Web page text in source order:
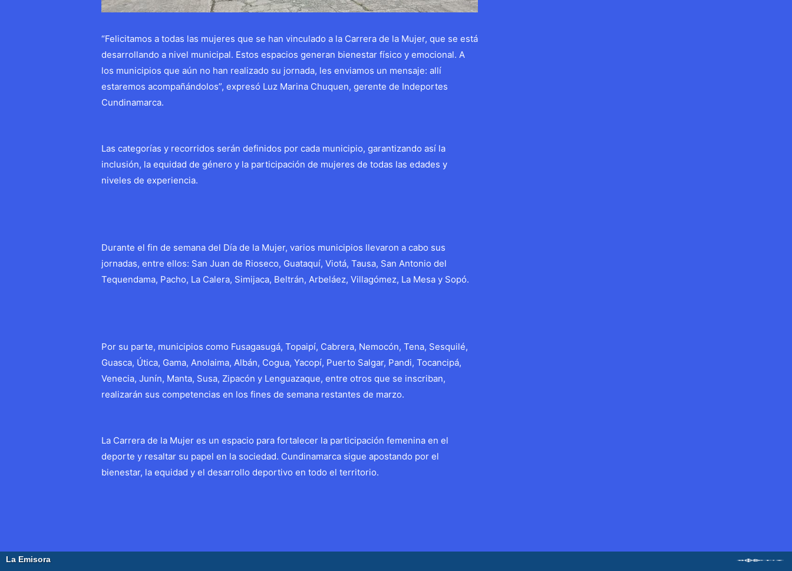
“Felicitamos a todas las mujeres que se han vinculado a la Carrera de la Mujer, que se está
desarrollando a nivel municipal. Estos espacios generan bienestar físico y emocional. A
los municipios que aún no han realizado su jornada, les enviamos un mensaje: allí
estaremos acompañándolos”, expresó Luz Marina Chuquen, gerente de Indeportes
Cundinamarca.
Las categorías y recorridos serán definidos por cada municipio, garantizando así la
inclusión, la equidad de género y la participación de mujeres de todas las edades y
niveles de experiencia.
Durante el fin de semana del Día de la Mujer, varios municipios llevaron a cabo sus
jornadas, entre ellos: San Juan de Rioseco, Guataquí, Viotá, Tausa, San Antonio del
Tequendama, Pacho, La Calera, Simijaca, Beltrán, Arbeláez, Villagómez, La Mesa y Sopó.
Por su parte, municipios como Fusagasugá, Topaipí, Cabrera, Nemocón, Tena, Sesquilé,
Guasca, Útica, Gama, Anolaima, Albán, Cogua, Yacopí, Puerto Salgar, Pandi, Tocancipá,
Venecia, Junín, Manta, Susa, Zipacón y Lenguazaque, entre otros que se inscriban,
realizarán sus competencias en los fines de semana restantes de marzo.
La Carrera de la Mujer es un espacio para fortalecer la participación femenina en el
deporte y resaltar su papel en la sociedad. Cundinamarca sigue apostando por el
bienestar, la equidad y el desarrollo deportivo en todo el territorio.
Navegación